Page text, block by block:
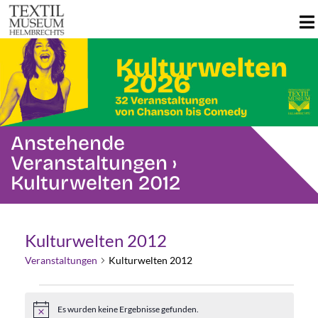
Anstehende
Veranstaltungen ›
Kulturwelten 2012
Kulturwelten 2012
Veranstaltungen Kulturwelten 2012
Veranstaltungen
HinweisEs wurden keine Ergebnisse gefunden.